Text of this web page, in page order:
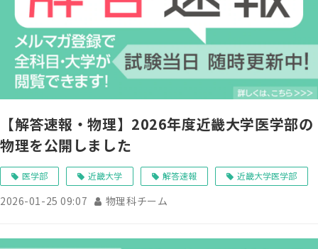
【解答速報・物理】2026年度近畿大学医学部の
物理を公開しました
医学部 近畿大学 解答速報 近畿大学医学部
2026-01-25 09:07 物理科チーム